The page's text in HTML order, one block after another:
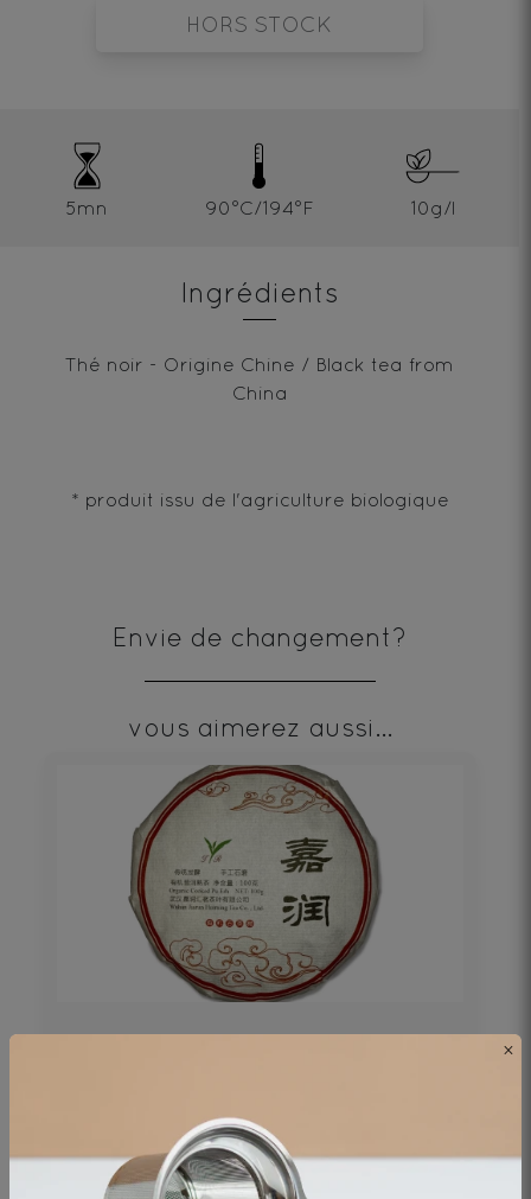
HORS STOCK
5mn 90°C/194°F 10g/l
Ingrédients
Thé noir - Origine Chine / Black tea from
China
* produit issu de l'agriculture biologique
Envie de changement?
vous aimerez aussi...
Thé noir - Origine Chine
×